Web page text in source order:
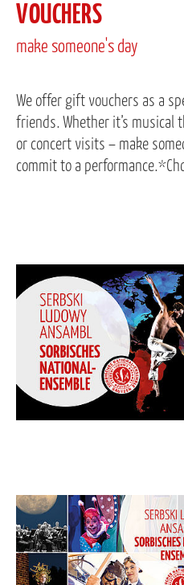
VOUCHERS
make someone's day
We offer gift vouchers as a
friends. Whether it’s musical
or concert visits – make
commit to a